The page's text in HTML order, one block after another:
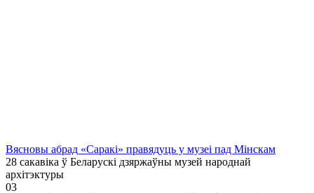
Вясновы абрад «Саракі» правядуць у музеі пад Мінскам
28 сакавіка ў Беларускі дзяржаўны музей народнай
архітэктуры
03